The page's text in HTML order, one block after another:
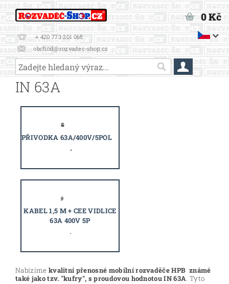
+ 420 773 201 065
obchod@rozvadec-shop.cz
0 Kč
IN 63A
PŘIVODKA 63A/400V/5POL
KABEL 1,5 M + CEE VIDLICE
63A 400V 5P
Nabízíme kvalitní přenosné mobilní rozvaděče HPB známé
také jako tzv. "kufry", s proudovou hodnotou IN 63A. Tyto